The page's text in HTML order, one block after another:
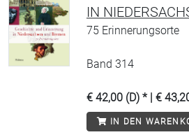
IN
75 Erinnerungsorte
Band 314
€ 42,00 (D) * | €
IN DEN